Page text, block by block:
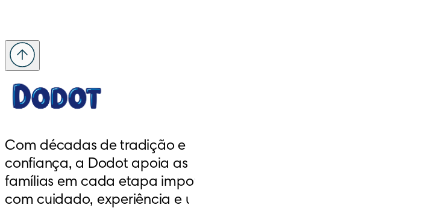
Com décadas de tradição e
confiança, a Dodot apoia as
famílias em cada etapa importante,
com cuidado, experiência e um